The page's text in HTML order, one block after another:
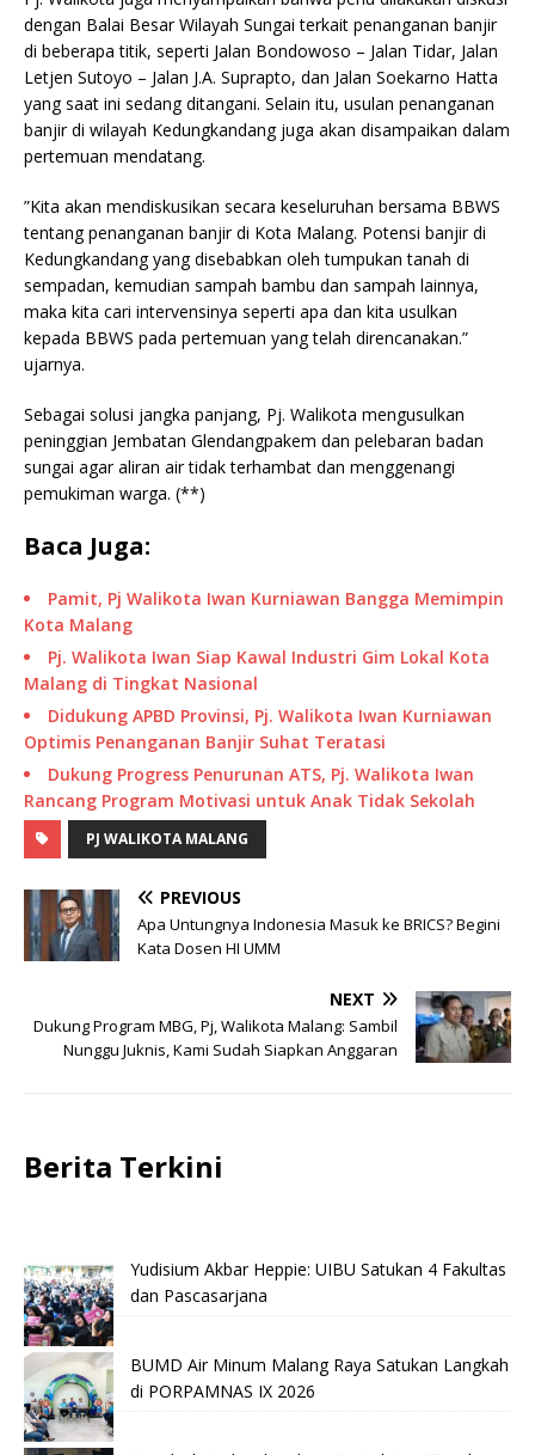
dengan Balai Besar Wilayah Sungai terkait penanganan banjir
di beberapa titik, seperti Jalan Bondowoso – Jalan Tidar, Jalan
Letjen Sutoyo – Jalan J.A. Suprapto, dan Jalan Soekarno Hatta
yang saat ini sedang ditangani. Selain itu, usulan penanganan
banjir di wilayah Kedungkandang juga akan disampaikan dalam
pertemuan mendatang.
”Kita akan mendiskusikan secara keseluruhan bersama BBWS
tentang penanganan banjir di Kota Malang. Potensi banjir di
Kedungkandang yang disebabkan oleh tumpukan tanah di
sempadan, kemudian sampah bambu dan sampah lainnya,
maka kita cari intervensinya seperti apa dan kita usulkan
kepada BBWS pada pertemuan yang telah direncanakan.”
ujarnya.
Sebagai solusi jangka panjang, Pj. Walikota mengusulkan
peninggian Jembatan Glendangpakem dan pelebaran badan
sungai agar aliran air tidak terhambat dan menggenangi
pemukiman warga. (**)
Baca Juga:
Pamit, Pj Walikota Iwan Kurniawan Bangga Memimpin
Kota Malang
Pj. Walikota Iwan Siap Kawal Industri Gim Lokal Kota
Malang di Tingkat Nasional
Didukung APBD Provinsi, Pj. Walikota Iwan Kurniawan
Optimis Penanganan Banjir Suhat Teratasi
Dukung Progress Penurunan ATS, Pj. Walikota Iwan
Rancang Program Motivasi untuk Anak Tidak Sekolah
PJ WALIKOTA MALANG
PREVIOUS
Apa Untungnya Indonesia Masuk ke BRICS? Begini
Kata Dosen HI UMM
NEXT
Dukung Program MBG, Pj, Walikota Malang: Sambil
Nunggu Juknis, Kami Sudah Siapkan Anggaran
Berita Terkini
Yudisium Akbar Heppie: UIBU Satukan 4 Fakultas
dan Pascasarjana
BUMD Air Minum Malang Raya Satukan Langkah
di PORPAMNAS IX 2026